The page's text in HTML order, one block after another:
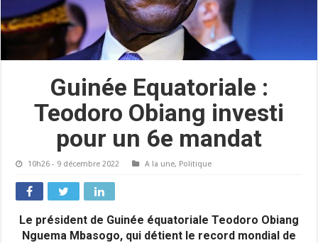
Guinée Equatoriale :
Teodoro Obiang investi
pour un 6e mandat
10h26 - 9 décembre 2022 A la une, Politique
Le président de Guinée équatoriale Teodoro Obiang
Nguema Mbasogo, qui détient le record mondial de